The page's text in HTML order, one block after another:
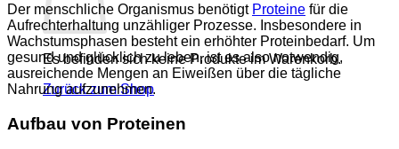
Es befinden sich keine Produkte im Warenkorb.
Zurück zum Shop
Der menschliche Organismus benötigt Proteine für die
Aufrechterhaltung unzähliger Prozesse. Insbesondere in
Wachstumsphasen besteht ein erhöhter Proteinbedarf. Um
gesund und glücklich zu leben, ist es also notwendig,
ausreichende Mengen an Eiweißen über die tägliche
Nahrung aufzunehmen.
Aufbau von Proteinen